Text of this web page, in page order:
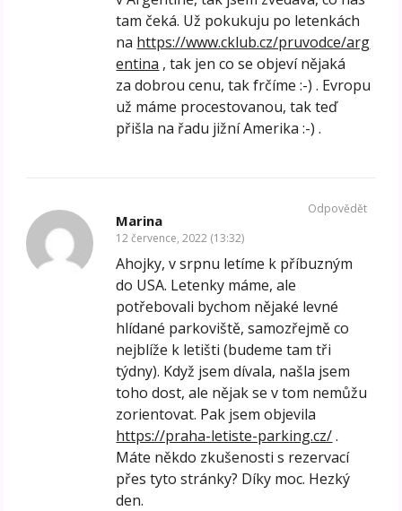
tam čeká. Už pokukuju po letenkách
na https://www.cklub.cz/pruvodce/arg
entina , tak jen co se objeví nějaká
za dobrou cenu, tak frčíme :-) . Evropu
už máme procestovanou, tak teď
přišla na řadu jižní Amerika :-) .
Marina
12 července, 2022 (13:32)
Ahojky, v srpnu letíme k příbuzným
do USA. Letenky máme, ale
potřebovali bychom nějaké levné
hlídané parkoviště, samozřejmě co
nejblíže k letišti (budeme tam tři
týdny). Když jsem dívala, našla jsem
toho dost, ale nějak se v tom nemůžu
zorientovat. Pak jsem objevila
https://praha-letiste-parking.cz/.
Máte někdo zkušenosti s rezervací
přes tyto stránky? Díky moc. Hezký
den.
Odpovědět